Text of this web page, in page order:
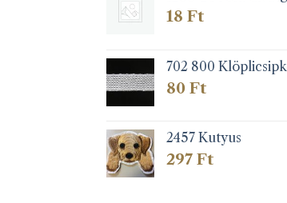
18 Ft
702 800
80 Ft
2457 Kutyus
297 Ft